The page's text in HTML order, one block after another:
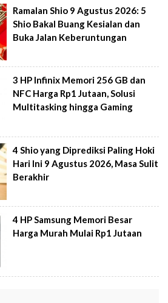
Ramalan Shio 9 Agustus 2026: 5
Shio Bakal Buang Kesialan dan
Buka Jalan Keberuntungan
3 HP Infinix Memori 256 GB dan
NFC Harga Rp1 Jutaan, Solusi
Multitasking hingga Gaming
4 Shio yang Diprediksi Paling Hoki
Hari Ini 9 Agustus 2026, Masa Sulit
Berakhir
4 HP Samsung Memori Besar
Harga Murah Mulai Rp1 Jutaan